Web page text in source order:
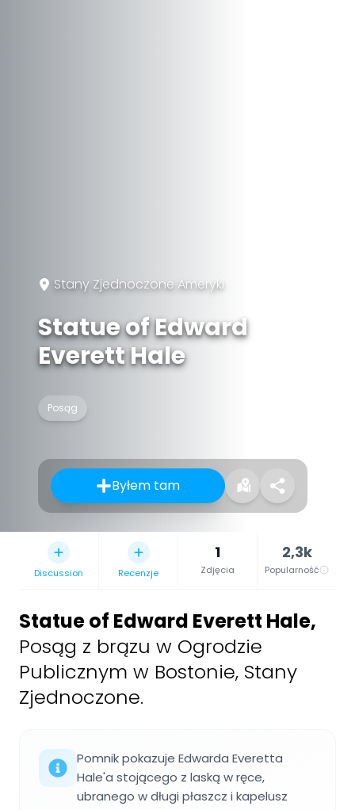
Stany Zjednoczone Ameryki
Statue of Edward
Everett Hale
Posąg
Byłem tam
Discussion Recenzje
1
Zdjęcia
2,3k
Popularność
Statue of Edward Everett Hale,
Posąg z brązu w Ogrodzie
Publicznym w Bostonie, Stany
Zjednoczone.
Pomnik pokazuje Edwarda Everetta
Hale'a stojącego z laską w ręce,
ubranego w długi płaszcz i kapelusz